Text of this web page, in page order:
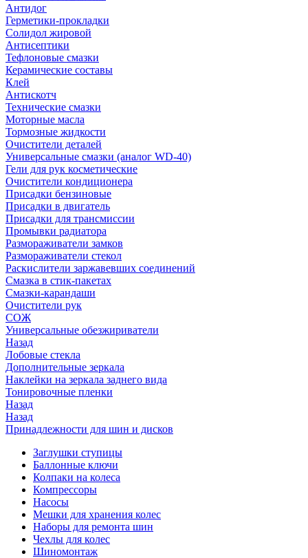
Антидог
Герметики-прокладки
Солидол жировой
Антисептики
Тефлоновые смазки
Керамические составы
Клей
Антискотч
Технические смазки
Моторные масла
Тормозные жидкости
Очистители деталей
Универсальные смазки (аналог WD-40)
Гели для рук косметические
Очистители кондиционера
Присадки бензиновые
Присадки в двигатель
Присадки для трансмиссии
Промывки радиатора
Размораживатели замков
Размораживатели стекол
Раскислители заржавевших соединений
Смазка в стик-пакетах
Смазки-карандаши
Очистители рук
СОЖ
Универсальные обезжириватели
Назад
Лобовые стекла
Дополнительные зеркала
Наклейки на зеркала заднего вида
Тонировочные пленки
Назад
Назад
Принадлежности для шин и дисков
Заглушки ступицы
Баллонные ключи
Колпаки на колеса
Компрессоры
Насосы
Мешки для хранения колес
Наборы для ремонта шин
Чехлы для колес
Шиномонтаж